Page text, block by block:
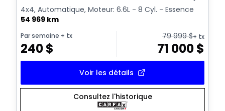
4x4, Automatique, Moteur: 6.6L - 8 Cyl. - Essence
54 969 km
Par semaine + tx
240$
79 999$+ tx
71 000$
Voir les détails
Consultez l'historique